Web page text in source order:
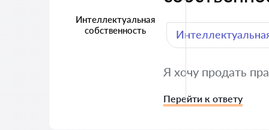
Интеллектуальная
собственность
Я хочу продать
Перейти к ответу